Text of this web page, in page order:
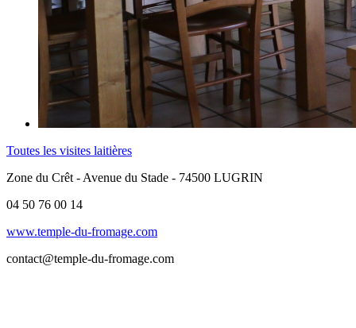
Toutes les visites laitières
Zone du Crêt - Avenue du Stade - 74500 LUGRIN
04 50 76 00 14
www.temple-du-fromage.com
contact@temple-du-fromage.com